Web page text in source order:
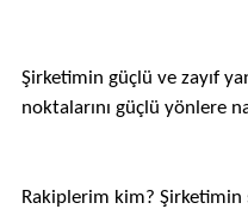
Şirketimin güçlü ve zayıf
noktalarını güçlü yönlere
Rakiplerim kim? Şirketimin